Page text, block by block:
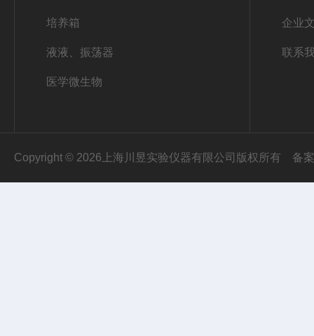
培养箱
液液、振荡器
医学微生物
企业
联系
Copyright © 2026上海川昱实验仪器有限公司版权所有 备